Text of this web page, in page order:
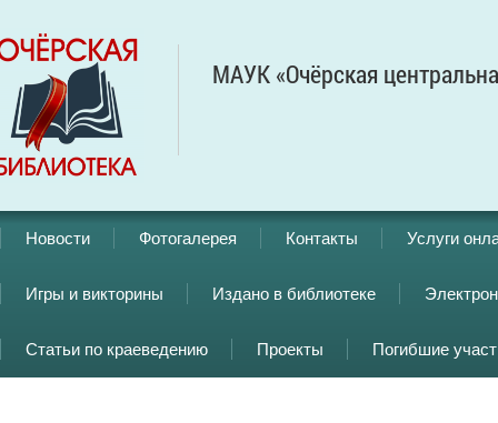
МАУК «Очёрская
Новости Фотогалерея Контакты Услуги
Игры и викторины Издано в библиотеке
Статьи по краеведению Проекты Погибшие